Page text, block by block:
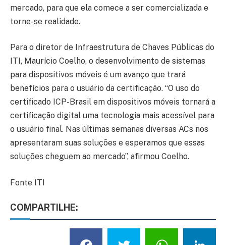
mercado, para que ela comece a ser comercializada e
torne-se realidade.
Para o diretor de Infraestrutura de Chaves Públicas do
ITI, Maurício Coelho, o desenvolvimento de sistemas
para dispositivos móveis é um avanço que trará
benefícios para o usuário da certificação. “O uso do
certificado ICP-Brasil em dispositivos móveis tornará a
certificação digital uma tecnologia mais acessível para
o usuário final. Nas últimas semanas diversas ACs nos
apresentaram suas soluções e esperamos que essas
soluções cheguem ao mercado”, afirmou Coelho.
Fonte ITI
COMPARTILHE: